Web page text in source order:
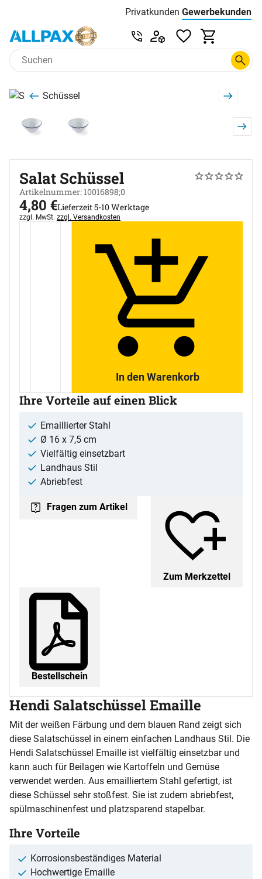
Privatkunden Preisliste:
Gewerbekunden
Zum Hauptinhalt springen
Service & Beratung unter
Produktgalerie
Zur Kaufbox springen
Salat Schüssel
Artikelnummer: 10016898;0
Noch keine
0 Bewertungen
4,80 €Lieferzeit 5-10 Werktage
Steuerhinweis:
zzgl. MwSt. zzgl. Versandkosten
In den Warenkorb
Ihre Vorteile auf einen Blick
Emaillierter Stahl
Ø 16 x 7,5 cm
Vielfältig einsetzbart
Landhaus Stil
Abriebfest
Fragen zum Artikel
Zum Merkzettel
Bestellschein
Hendi Salatschüssel Emaille
Mit der weißen Färbung und dem blauen Rand zeigt sich
diese Salatschüssel in einem einfachen Landhaus Stil. Die
Hendi Salatschüssel Emaille ist vielfältig einsetzbar und
kann auch für Beilagen wie Kartoffeln und Gemüse
verwendet werden. Aus emailliertem Stahl gefertigt, ist
diese Schüssel sehr stoßfest. Sie ist zudem abriebfest,
spülmaschinenfest und platzsparend stapelbar.
Ihre Vorteile
Korrosionsbeständiges Material
Hochwertige Emaille